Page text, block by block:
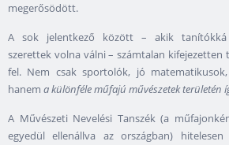
megerősödött.
A sok jelentkező között – akik tanítókká
szerettek volna válni – számtalan kifejezetten
fel. Nem csak sportolók, jó
hanem a különféleműfajú művészetek területén
A Művészeti Nevelési Tanszék (a
egyedül ellenállva az országban)